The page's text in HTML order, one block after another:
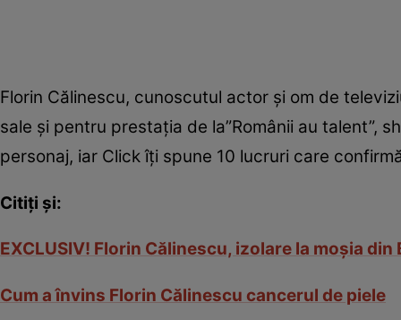
Florin Călinescu, cunoscutul actor și om de
sale și pentru prestația de la”Românii au talent”,
personaj, iar Click îți spune 10 lucruri care
Citiți și:
EXCLUSIV! Florin Călinescu, izolare la moșia
Cum a învins Florin Călinescu cancerul de piele